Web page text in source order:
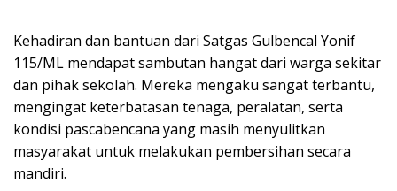
Kehadiran dan bantuan dari Satgas Gulbencal Yonif
115/ML mendapat sambutan hangat dari warga sekitar
dan pihak sekolah. Mereka mengaku sangat terbantu,
mengingat keterbatasan tenaga, peralatan, serta
kondisi pascabencana yang masih menyulitkan
masyarakat untuk melakukan pembersihan secara
mandiri.